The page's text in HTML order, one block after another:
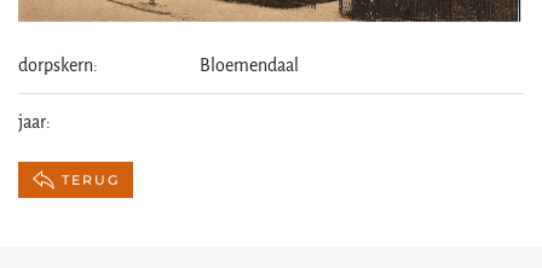
dorpskern: Bloemendaal
jaar:
TERUG